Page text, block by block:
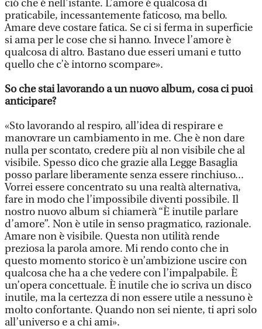
ciò che è nell’istante. L’amore è qualcosa di
praticabile, incessantemente faticoso, ma bello.
Amare deve costare fatica. Se ci si ferma in superficie
si ama per le cose che si hanno. Invece l’amore è
qualcosa di altro. Bastano due esseri umani e tutto
quello che c’è intorno scompare».
So che stai lavorando a un nuovo album, cosa ci puoi
anticipare?
«Sto lavorando al respiro, all’idea di respirare e
manovrare un cambiamento in me. Che è non dare
nulla per scontato, credere più al non visibile che al
visibile. Spesso dico che grazie alla Legge Basaglia
posso parlare liberamente senza essere rinchiuso...
Vorrei essere concentrato su una realtà alternativa,
fare in modo che l’impossibile diventi possibile. Il
nostro nuovo album si chiamerà “È inutile parlare
d’amore”. Non è utile in senso pragmatico, razionale.
Amare non è visibile. Questa non utilità rende
preziosa la parola amore. Mi rendo conto che in
questo momento storico è un’ambizione uscire con
qualcosa che ha a che vedere con l’impalpabile. È
un’opera concettuale. È inutile che io scriva un disco
inutile, ma la certezza di non essere utile a nessuno è
molto confortante. Quando non sei niente, ti apri solo
all’universo e a chi ami».